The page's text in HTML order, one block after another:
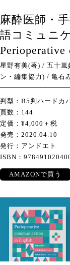
麻酔医師・
語コミュニ
星野有美(著) / 五十
ン・編集協力) / 亀石
判型：B5判ハードカ
頁数：144
定価：¥4,000＋税
発売：2020.04.10
発行：アンドエト
ISBN：
AMAZONで買う